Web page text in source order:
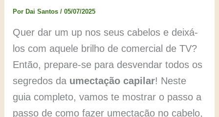
PorDai Santos/05/07/2025
Quer dar um up nos seus cabelos e deixá-
los com aquele brilho de comercial de TV?
Então, prepare-se para desvendar todos os
segredos da umectação capilar! Neste
guia completo, vamos te mostrar o passo a
passo de como fazer umectação no cabelo,